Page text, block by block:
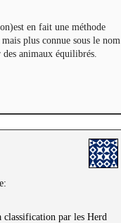
en fait une méthode
plus connue sous le nom
animaux équilibrés.
classification par les Herd